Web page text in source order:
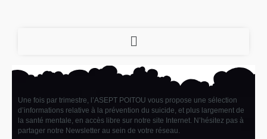
Une fois par trimestre, l’ASEPT POITOU vous propose une sélection
d’informations relative à la prévention du suicide, et plus largement de
la santé mentale, en accès libre sur notre site Internet. N’hésitez pas à
partager notre Newsletter au sein de votre réseau.